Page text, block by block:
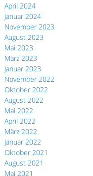
April 2024
Januar 2024
November 2023
August 2023
Mai 2023
März 2023
Januar 2023
November 2022
Oktober 2022
August 2022
Mai 2022
April 2022
März 2022
Januar 2022
Oktober 2021
August 2021
Mai 2021